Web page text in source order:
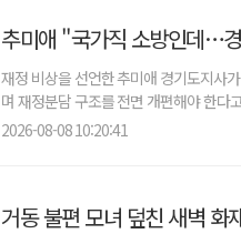
추미애 "국가직 소방인데…
재정 비상을 선언한 추미애 경기도지사
며 재정분담 구조를 전면 개편해야 한다
2026-08-08 10:20:41
거동 불편 모녀 덮친 새벽